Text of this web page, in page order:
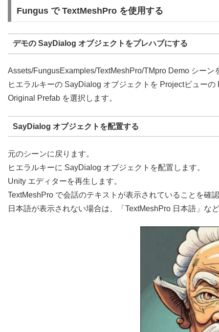
Fungus で TextMeshPro を使用する
デモの SayDialog オブジェクトをプレハブにする
Assets/FungusExamples/TextMeshPro/TMpro Demo シーン
ヒエラルキーの SayDialog オブジェクトを Projectビュー
Original Prefab を選択します。
SayDialog オブジェクトを配置する
元のシーンに戻ります。
ヒエラルキーに SayDialog オブジェクトを配置します。
Unity エディターを再生します。
TextMeshPro で会話のテキストが表示されていることを確
日本語が表示されない場合は、「TextMeshPro 日本語」な